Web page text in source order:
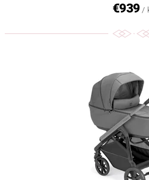
€939 /